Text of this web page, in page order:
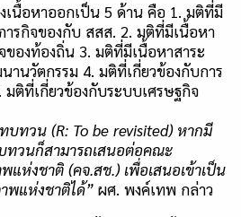
เนื้อหาออกเป็น 5 ด้าน คือ 1. มติที่มี
ารกิจของกับ สสส. 2. มติที่มีเนื้อหา
ของท้องถิ่น 3. มติที่มีเนื้อหาสาระ
านวัตกรรม 4. มติที่เกี่ยวข้องกับการ
มติที่เกี่ยวข้องกับระบบเศรษฐกิจ
บทวน (R: To be revisited)หากมี
ทวนก็สามารถเสนอต่อคณะ
แห่งชาติ (คจ.สช.) เพื่อเสนอเข้าเป็น
พแห่งชาติได้” ผศ. พงค์เทพ กล่าว